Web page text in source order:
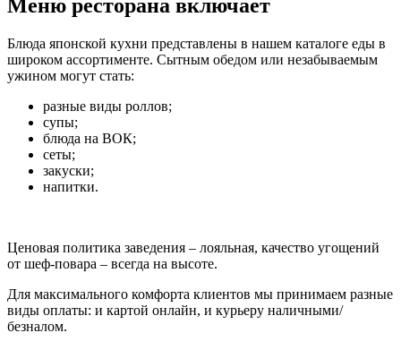
Меню ресторана включает
Блюда японской кухни представлены в нашем каталоге еды в
широком ассортименте. Сытным обедом или незабываемым
ужином могут стать:
разные виды роллов;
супы;
блюда на ВОК;
сеты;
закуски;
напитки.
Ценовая политика заведения – лояльная, качество угощений
от шеф-повара – всегда на высоте.
Для максимального комфорта клиентов мы принимаем разные
виды оплаты: и картой онлайн, и курьеру наличными/
безналом.